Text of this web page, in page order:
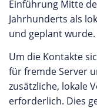
Einführung Mitte
Jahrhunderts als
und geplant wurde.
Um die Kontakte
für fremde Server
zusätzliche, lokale
erforderlich. Dies